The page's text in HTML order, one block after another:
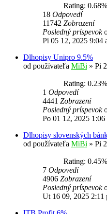
Rating: 0.68%
18 Odpovedí
11742 Zobrazení
Posledný príspevok
Pi 05 12, 2025 9:04
Dlhopisy Unipro 9.5%
od používateľa MiBi » Pi
Rating: 0.23%
1 Odpovedí
4441 Zobrazení
Posledný príspevok
Po 01 12, 2025 1:06
Dlhopisy slovenských
od používateľa MiBi » Pi
Rating: 0.45%
7 Odpovedí
4906 Zobrazení
Posledný príspevok
Ut 16 09, 2025 2:11